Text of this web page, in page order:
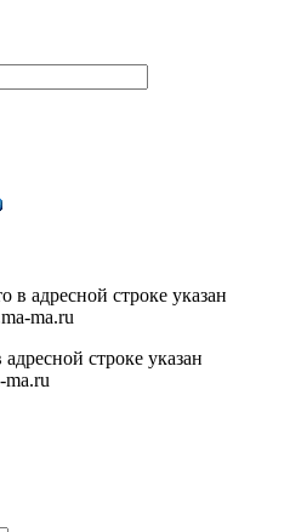
в адресной строке указан
ma.ru
строке указан